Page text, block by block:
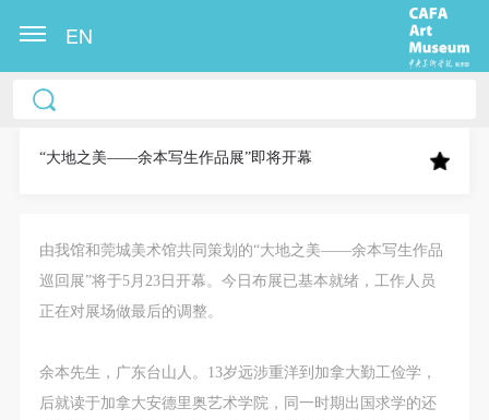
EN
“大地之美——余本写生作品展”即将开幕
由我馆和莞城美术馆共同策划的“大地之美——余本写生作品
巡回展”将于5月23日开幕。今日布展已基本就绪，工作人员
正在对展场做最后的调整。
余本先生，广东台山人。13岁远涉重洋到加拿大勤工俭学，
后就读于加拿大安德里奥艺术学院，同一时期出国求学的还
中央美术学院美术馆出版授权协议书
称“CAFAM”），愿意将本人参与中央美术学院美术馆
果（如参与工作坊创作的作品）提交中央美术学院用
作发表、出版。中央美术学院可以以电子、网络及其
它数字媒体形式公开出版，并同意编入《中国知识资
术馆资料库》等相关资料、文献、档案机构和平台，
在中央美术学院中使用和在互联网上传播，同意按相
中央美术学院美术馆出版授权协议书
称“CAFAM”），愿意将本人参与中央美术学院美术馆
果（如参与工作坊创作的作品）提交中央美术学院用
作发表、出版。中央美术学院可以以电子、网络及其
它数字媒体形式公开出版，并同意编入《中国知识资
术馆资料库》等相关资料、文献、档案机构和平台，
在中央美术学院中使用和在互联网上传播，同意按相
中央美术学院美术馆出版授权协议书
称“CAFAM”），愿意将本人参与中央美术学院美术馆
果（如参与工作坊创作的作品）提交中央美术学院用
作发表、出版。中央美术学院可以以电子、网络及其
它数字媒体形式公开出版，并同意编入《中国知识资
术馆资料库》等相关资料、文献、档案机构和平台，
在中央美术学院中使用和在互联网上传播，同意按相